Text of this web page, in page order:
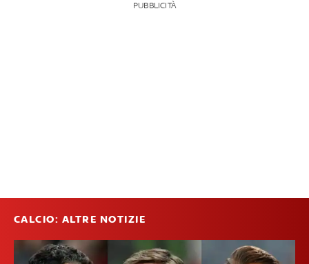
PUBBLICITÀ
CALCIO: ALTRE NOTIZIE